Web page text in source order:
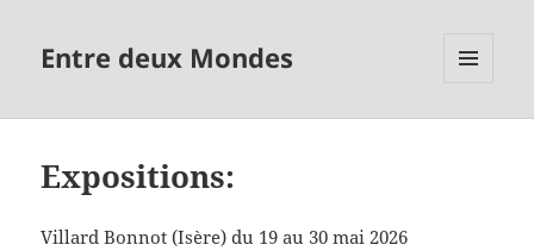
Entre deux Mondes
Expositions:
Villard Bonnot (Isère) du 19 au 30 mai 2026